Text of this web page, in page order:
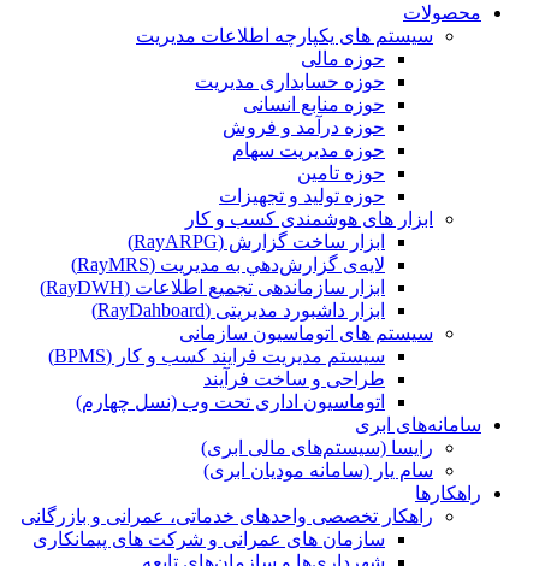
محصولات
سیستم های یکپارچه اطلاعات مدیریت
حوزه مالی
حوزه حسابداری مدیریت
حوزه منابع انسانی
حوزه درآمد و فروش
حوزه مدیریت سهام
حوزه تامین
حوزه تولید و تجهیزات
ابزار های هوشمندی کسب و کار
ابزار ساخت گزارش (RayARPG)
لایه‌ی گزارش‌دهي به مديريت (RayMRS)
ابزار سازماندهی تجمیع اطلاعات (RayDWH)
ابزار داشبورد مدیریتی (RayDahboard)
سیستم های اتوماسیون سازمانی
سیستم مدیریت فرایند کسب و کار (BPMS)
طراحی و ساخت فرآیند
اتوماسیون اداری تحت وب (نسل چهارم)
سامانه‌های ابری
رایسا (سیستم‌های مالی ابری)
سام یار (سامانه مودیان ابری)
راهکارها
راهکار تخصصی واحدهای خدماتی، عمرانی و بازرگانی
سازمان های عمرانی و شرکت های پیمانکاری
شهرداری‌ها و سازمان‌های تابعه